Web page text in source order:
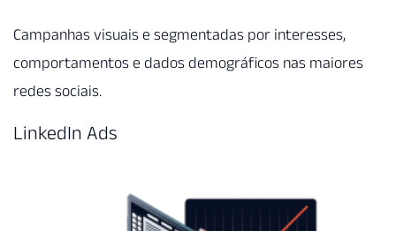
Campanhas visuais e segmentadas por interesses,
comportamentos e dados demográficos nas maiores
redes sociais.
LinkedIn Ads